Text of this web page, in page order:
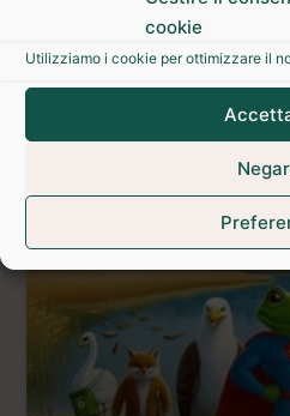
cookie
Utilizziamo i cookie per ottimizzare il
Teatro Kamishibai